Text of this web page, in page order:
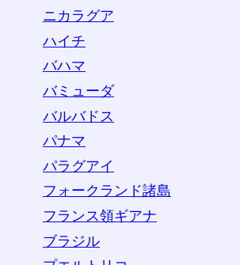
ニカラグア
ハイチ
バハマ
バミューダ
バルバドス
パナマ
パラグアイ
フォークランド諸島
フランス領ギアナ
ブラジル